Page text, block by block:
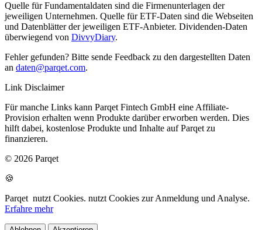
Quelle für Fundamentaldaten sind die Firmenunterlagen der
jeweiligen Unternehmen. Quelle für ETF-Daten sind die Webseiten
und Datenblätter der jeweiligen ETF-Anbieter. Dividenden-Daten
überwiegend von DivvyDiary.
Fehler gefunden? Bitte sende Feedback zu den dargestellten Daten
an daten@parqet.com.
Link Disclaimer
Für manche Links kann Parqet Fintech GmbH eine Affiliate-
Provision erhalten wenn Produkte darüber erworben werden. Dies
hilft dabei, kostenlose Produkte und Inhalte auf Parqet zu
finanzieren.
© 2026 Parqet
🍪
Parqet nutzt Cookies. nutzt Cookies zur Anmeldung und Analyse.
Erfahre mehr